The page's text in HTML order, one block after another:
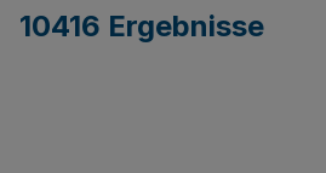
10416 Ergebnisse